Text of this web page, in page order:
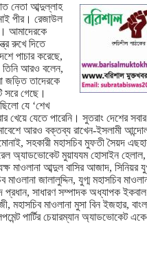
নেতা আব্দুল্লাহ
পীর। রেজাউল
আমাদেরকে
রুখে দিতে
পাচার করেছে,
আরও বলেন,
জড়িত তাদেরকে
সরে গেছে।
যে ‘শেখ
খেয়ে যেতে পারেনি। সুতরাং দেশের
আরও বক্তব্য রাখেন-ইসলামী আন্দোলন
সহকারী মহাসচিব মুফতী সৈয়দ
অ্যাডভোকেট মুয়াযযম হোসাইন
আব্দুল বাসির আজাদ, সিনিয়র
জালালুদ্দিন, যুগ্ম মহাসচিব
সাধারণ সম্পাদক অধ্যাপক ইকবাল
মহাসচিব মাওলানা মুসা বিন ইজহার,
পার্টির চেয়ারম্যান